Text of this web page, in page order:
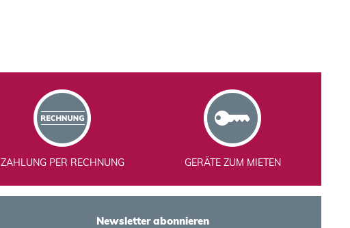
ZAHLUNG PER RECHNUNG GERÄTE ZUM MIETEN
Newsletter abonnieren